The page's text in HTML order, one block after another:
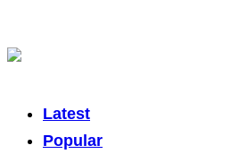
Latest
Popular